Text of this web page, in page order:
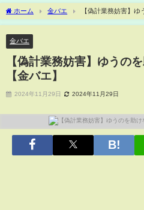
ホーム 金バエ 【偽計業務妨害】
金バエ
【偽計業務妨害】ゆうの
【金バエ】
2024年11月29日 2024年11月29日